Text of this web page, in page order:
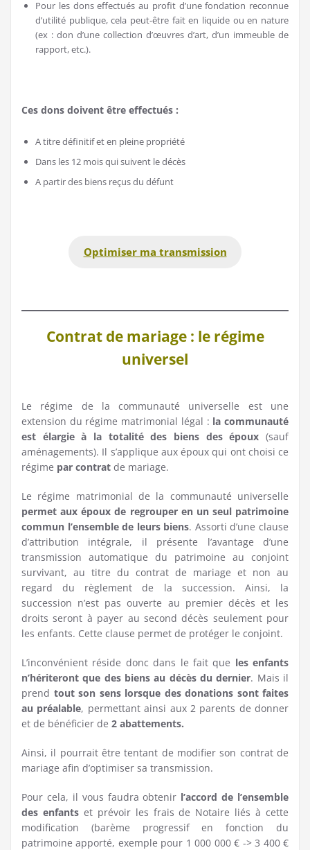
Pour les dons effectués au profit d’une fondation reconnue
d’utilité publique, cela peut-être fait en liquide ou en nature
(ex : don d’une collection d’œuvres d’art, d’un immeuble de
rapport, etc.).
Ces dons doivent être effectués :
A titre définitif et en pleine propriété
Dans les 12 mois qui suivent le décès
A partir des biens reçus du défunt
Optimiser ma transmission
Contrat de mariage : le régime
universel
Le régime de la communauté universelle est une
extension du régime matrimonial légal : la communauté
est élargie à la totalité des biens des époux (sauf
aménagements). Il s’applique aux époux qui ont choisi ce
régime par contrat de mariage.
Le régime matrimonial de la communauté universelle
permet aux époux de regrouper en un seul patrimoine
commun l’ensemble de leurs biens. Assorti d’une clause
d’attribution intégrale, il présente l’avantage d’une
transmission automatique du patrimoine au conjoint
survivant, au titre du contrat de mariage et non au
regard du règlement de la succession. Ainsi, la
succession n’est pas ouverte au premier décès et les
droits seront à payer au second décès seulement pour
les enfants. Cette clause permet de protéger le conjoint.
L’inconvénient réside donc dans le fait que les enfants
n’hériteront que des biens au décès du dernier. Mais il
prend tout son sens lorsque des donations sont faites
au préalable, permettant ainsi aux 2 parents de donner
et de bénéficier de 2 abattements.
Ainsi, il pourrait être tentant de modifier son contrat de
mariage afin d’optimiser sa transmission.
Pour cela, il vous faudra obtenir l’accord de l’ensemble
des enfantset prévoir les frais de Notaire liés à cette
modification (barème progressif en fonction du
patrimoine apporté, exemple pour 1 000 000 € -> 3 400 €